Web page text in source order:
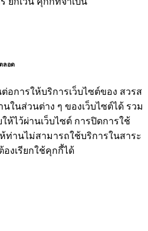
ลอด
อการให้บริการเว็บไซต์ของ สวรส
ในส่วนต่าง ๆ ของเว็บไซต์ได้ รวม
ห้ไว้ผ่านเว็บไซต์ การปิดการใช้
ท่านไม่สามารถใช้บริการในสาระ
งเรียกใช้คุกกี้ได้